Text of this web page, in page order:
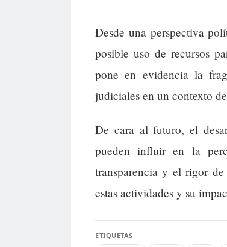
Desde una perspectiva
posible uso de recursos
pone en evidencia la
judiciales en un contexto
De cara al futuro, el
pueden influir en la
transparencia y el rigor
estas actividades y su
ETIQUETAS